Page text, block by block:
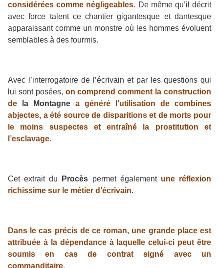
considérées comme négligeables. De même qu’il décrit
avec force talent ce chantier gigantesque et dantesque
apparaissant comme un monstre où les hommes évoluent
semblables à des fourmis.
Avec l’interrogatoire de l’écrivain et par les questions qui
lui sont posées, on comprend comment la construction
de
la Montagne a généré l’utilisation de combines
abjectes, a été source de disparitions et de morts pour
le moins suspectes et entraîné la prostitution et
l’esclavage.
Cet extrait du Procès permet également une réflexion
richissime sur le métier d’écrivain.
Dans le cas précis de ce roman, une grande place est
attribuée à la dépendance à laquelle celui-ci peut être
soumis en cas de contrat signé avec un
commanditaire.